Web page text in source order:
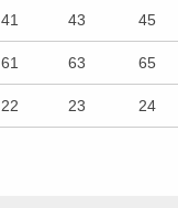
41 43 45
61 63 65
22 23 24